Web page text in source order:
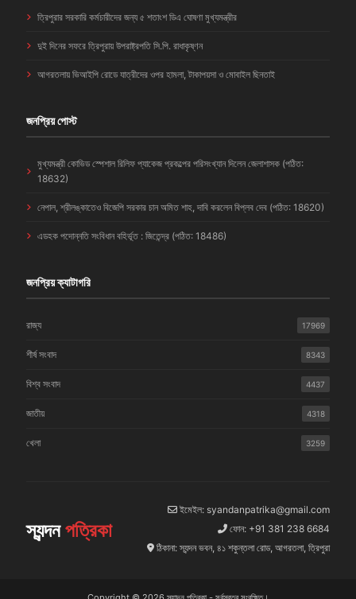
ত্রিপুরার সরকারি কর্মচারীদের জন্য ৫ শতাংশ ডিএ ঘোষণা মুখ্যমন্ত্রীর
দুই দিনের সফরে ত্রিপুরায় উপরাষ্ট্রপতি সি.পি. রাধাকৃষ্ণন
আগরতলায় ভিআইপি রোডে যাত্রীদের ওপর হামলা, টাকাপয়সা ও মোবাইল ছিনতাই
জনপ্রিয় পোস্ট
মুখ্যমন্ত্রী কোভিড স্পেশাল রিলিফ প্যাকেজ প্রকল্পের পরিসংখ্যান দিলেন জেলাশাসক (পঠিত:
18632)
নেপাল, শ্রীলঙ্কাতেও বিজেপি সরকার চান অমিত শাহ, দাবি করলেন বিপ্লব দেব (পঠিত: 18620)
এডহক পদোন্নতি সংবিধান বহির্ভূত : জিতেন্দ্র (পঠিত: 18486)
জনপ্রিয় ক্যাটাগরি
রাজ্য 17969
শীর্ষ সংবাদ 8343
বিশ্ব সংবাদ 4437
জাতীয় 4318
খেলা 3259
স্যন্দনপত্রিকা
ইমেইল: syandanpatrika@gmail.com
ফোন: +91 381 238 6684
ঠিকানা: স্যন্দন ভবন, ৪১ শকুন্তলা রোড, আগরতলা, ত্রিপুরা